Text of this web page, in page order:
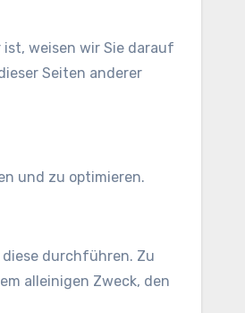
weisen wir Sie darauf
Seiten anderer
und zu optimieren.
durchführen. Zu
alleinigen Zweck, den